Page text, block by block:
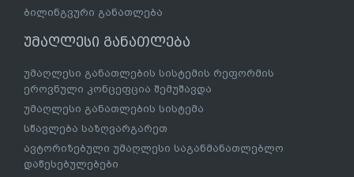
ბილინგვური განათლება
უმაღლესი განათლება
უმაღლესი განათლების სისტემის რეფორმის
ეროვნული კონცეფცია შემუშავდა
უმაღლესი განათლების სისტემა
სწავლება საზღვარგარეთ
ავტორიზებული უმაღლესი საგანმანათლებლო
დაწესებულებები